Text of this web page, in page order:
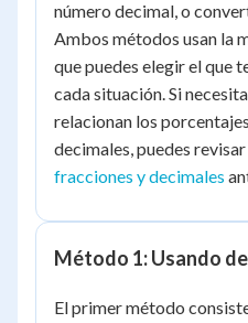
número decimal, o
Ambos métodos usan la
que puedes elegir el que
cada situación. Si
relacionan los
decimales, puedes
fracciones y decimales
Método 1: Usando
El primer método